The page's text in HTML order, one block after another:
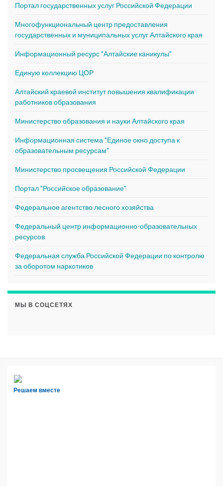
Портал государственных услуг Российской Федерации
Многофункциональный центр предоставления
государственных и муниципальных услуг Алтайского края
Информационный ресурс "Алтайские каникулы"
Единую коллекцию ЦОР
Алтайский краевой институт повышения квалификации
работников образования
Министерство образования и науки Алтайского края
Информационная система "Единое окно доступа к
образовательным ресурсам"
Министерство просвещения Российской Федерации
Портал "Российское образование"
Федеральное агентство лесного хозяйства
Федеральный центр информационно-образовательных
ресурсов
Федеральная служба Российской Федерации по контролю
за оборотом наркотиков
МЫ В СОЦСЕТЯХ
Решаем вместе